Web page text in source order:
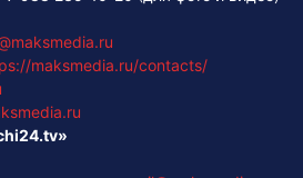
maksmedia.ru/contacts/